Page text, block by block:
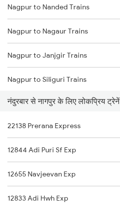
Nandurbar to Patna Trains
Nandurbar to Pipariya Trains
Nandurbar to Puri Trains
Nandurbar to Raipur Trains
Nandurbar to Rewa Trains
Nagpur to Nanded Trains
Nagpur to Nagaur Trains
Nagpur to Janjgir Trains
Nagpur to Siliguri Trains
Nagpur to Nashik Trains
Nagpur to Nellore Trains
Nagpur to Neemuch Trains
Nagpur to Nandura Trains
Nagpur to Nokha Trains
नंदुरबार से नागपुर के लिए लोकप्रिय ट्रेनें
22138 Prerana Express
12844 Adi Puri Sf Exp
12655 Navjeevan Exp
12833 Adi Hwh Exp